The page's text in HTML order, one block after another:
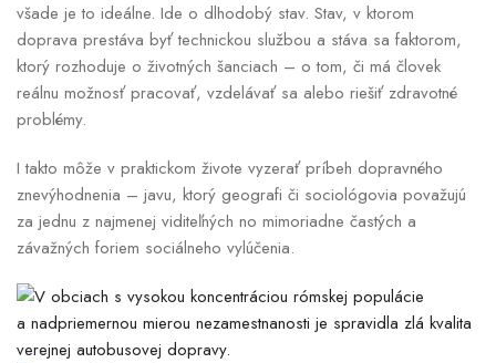
všade je to ideálne. Ide o dlhodobý stav. Stav, v ktorom
doprava prestáva byť technickou službou a stáva sa faktorom,
ktorý rozhoduje o životných šanciach – o tom, či má človek
reálnu možnosť pracovať, vzdelávať sa alebo riešiť zdravotné
problémy.
I takto môže v praktickom živote vyzerať príbeh dopravného
znevýhodnenia – javu, ktorý geografi či sociológovia považujú
za jednu z najmenej viditeľných no mimoriadne častých a
závažných foriem sociálneho vylúčenia.